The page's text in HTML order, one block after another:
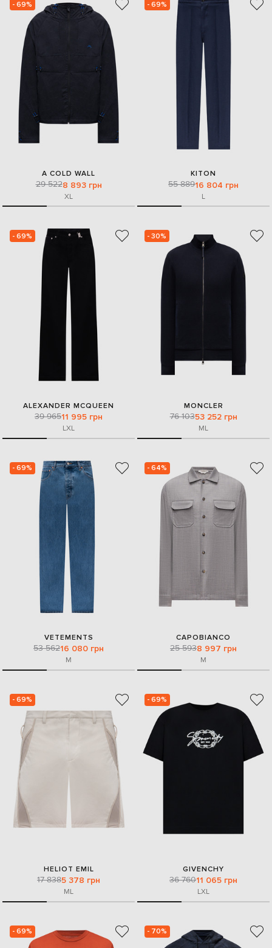
- 69%
A COLD WALL
29 5228 893 грн
XL
- 69%
KITON
55 88916 804 грн
L
- 69%
ALEXANDER MCQUEEN
39 96511 995 грн
LXL
- 30%
MONCLER
76 10353 252 грн
ML
- 69%
VETEMENTS
53 56216 080 грн
M
- 64%
CAPOBIANCO
25 5938 997 грн
M
- 69%
HELIOT EMIL
17 8385 378 грн
ML
- 69%
GIVENCHY
36 76011 065 грн
LXL
- 69% - 70%